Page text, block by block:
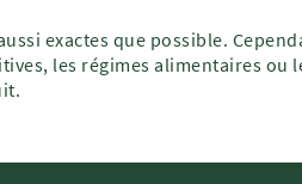
exactes que possible.
les régimes alimentaires ou